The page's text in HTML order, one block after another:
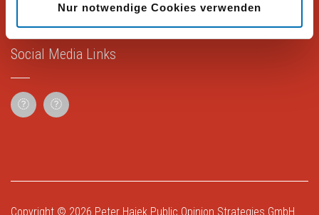
Nur notwendige Cookies verwenden
Social Media Links
Copyright © 2026 Peter Hajek Public Opinion Strategies GmbH